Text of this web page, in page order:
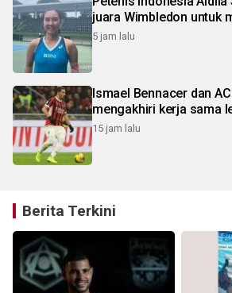
juara Wimbledon untuk
5 jam lalu
Ismael Bennacer dan
mengakhiri kerja sama
15 jam lalu
Berita Terkini